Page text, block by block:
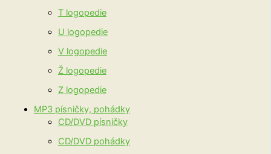
T logopedie
U logopedie
V logopedie
Ž logopedie
Z logopedie
MP3 písničky, pohádky
CD/DVD písničky
CD/DVD pohádky